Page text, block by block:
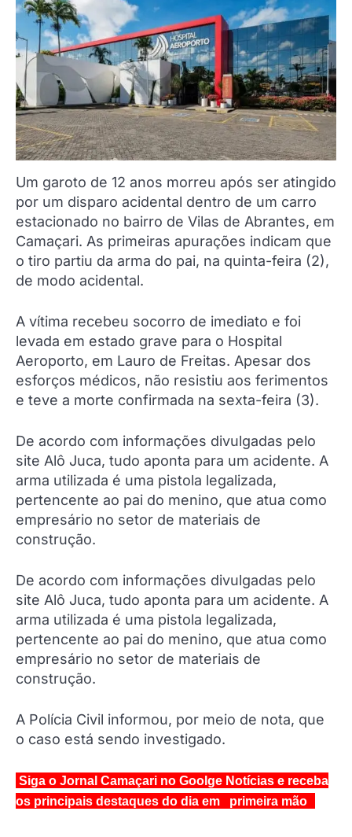
Um garoto de 12 anos morreu após ser atingido
por um disparo acidental dentro de um carro
estacionado no bairro de Vilas de Abrantes, em
Camaçari. As primeiras apurações indicam que
o tiro partiu da arma do pai, na quinta-feira (2),
de modo acidental.
A vítima recebeu socorro de imediato e foi
levada em estado grave para o Hospital
Aeroporto, em Lauro de Freitas. Apesar dos
esforços médicos, não resistiu aos ferimentos
e teve a morte confirmada na sexta-feira (3).
De acordo com informações divulgadas pelo
site Alô Juca, tudo aponta para um acidente. A
arma utilizada é uma pistola legalizada,
pertencente ao pai do menino, que atua como
empresário no setor de materiais de
construção.
De acordo com informações divulgadas pelo
site Alô Juca, tudo aponta para um acidente. A
arma utilizada é uma pistola legalizada,
pertencente ao pai do menino, que atua como
empresário no setor de materiais de
construção.
A Polícia Civil informou, por meio de nota, que
o caso está sendo investigado.
Siga o Jornal Camaçari no Goolge Notícias e receba
os principais destaques do dia em primeira mão